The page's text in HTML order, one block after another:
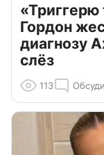
«Триггерю
Гордон
диагнозу
слёз
113